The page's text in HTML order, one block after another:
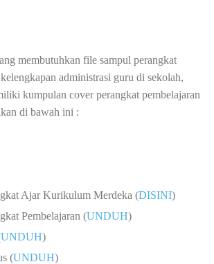
membutuhkan file sampul perangkat
administrasi guru di sekolah,
kumpulan cover perangkat pembelajaran
di bawah ini :
Ajar Kurikulum Merdeka (DISINI)
Pembelajaran (UNDUH)
UNDUH)
(UNDUH)